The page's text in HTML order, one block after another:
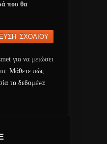
που θα
για να μειώσει
Μάθετε πώς
τα δεδομένα